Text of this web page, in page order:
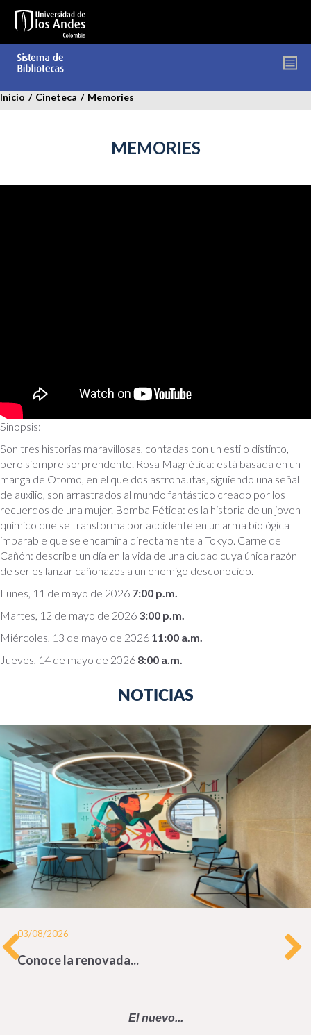
contenido
Inicio / Cineteca / Memories
MEMORIES
Sinopsis:
Son tres historias maravillosas, contadas con un estilo distinto,
pero siempre sorprendente. Rosa Magnética: está basada en un
manga de Otomo, en el que dos astronautas, siguiendo una señal
de auxilio, son arrastrados al mundo fantástico creado por los
recuerdos de una mujer. Bomba Fétida: es la historia de un joven
químico que se transforma por accidente en un arma biológica
imparable que se encamina directamente a Tokyo. Carne de
Cañón: describe un día en la vida de una ciudad cuya única razón
de ser es lanzar cañonazos a un enemigo desconocido.
Lunes, 11 de mayo de 2026 7:00 p.m.
Martes, 12 de mayo de 2026 3:00 p.m.
Miércoles, 13 de mayo de 2026 11:00 a.m.
Jueves, 14 de mayo de 2026 8:00 a.m.
NOTICIAS
03/08/2026
Conoce la renovada...
El nuevo...